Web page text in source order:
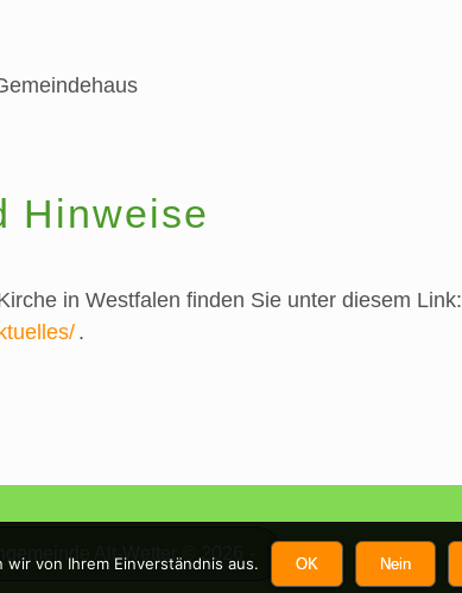
Hinweise
in Westfalen finden Sie unter diesem Link:
.
Alt-Wetter © 2026
von Ihrem Einverständnis aus. OK Nein